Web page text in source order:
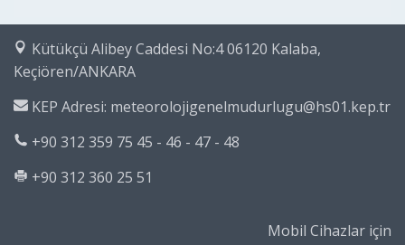
Kütükçü Alibey Caddesi No:4 06120 Kalaba,
Keçiören/ANKARA
KEP Adresi: meteorolojigenelmudurlugu@hs01.kep.tr
+90 312 359 75 45 - 46 - 47 - 48
+90 312 360 25 51
Mobil Cihazlar için